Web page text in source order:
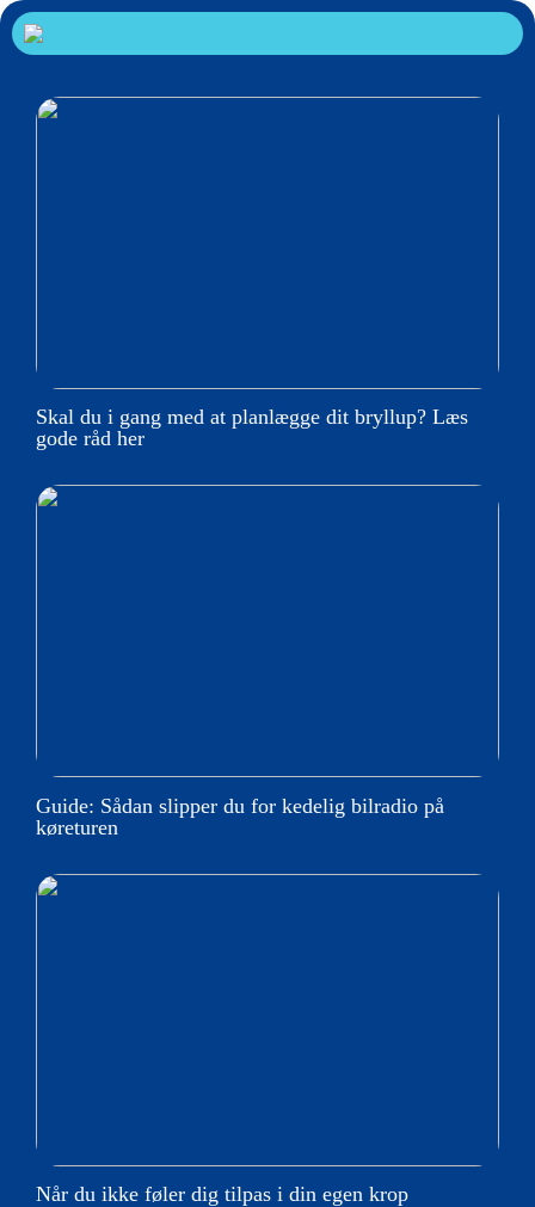
Skal du i gang med at planlægge dit bryllup? Læs
gode råd her
Guide: Sådan slipper du for kedelig bilradio på
køreturen
Når du ikke føler dig tilpas i din egen krop